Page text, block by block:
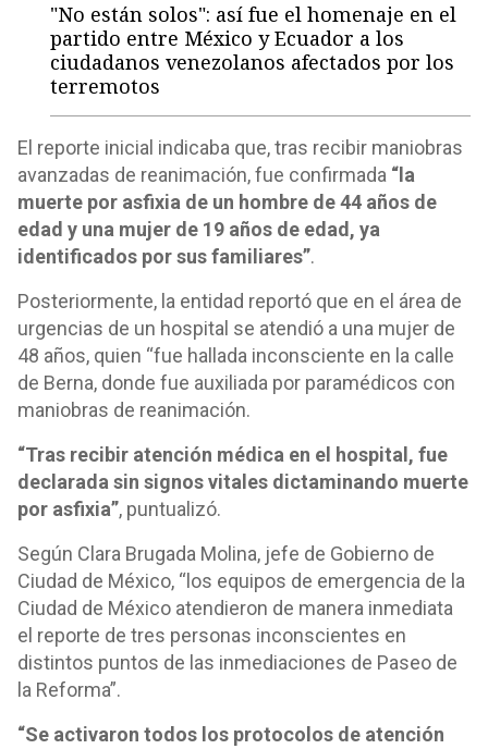
"No están solos": así fue el homenaje en el
partido entre México y Ecuador a los
ciudadanos venezolanos afectados por los
terremotos
El reporte inicial indicaba que, tras recibir maniobras
avanzadas de reanimación, fue confirmada “la
muerte por asfixia de un hombre de 44 años de
edad y una mujer de 19 años de edad, ya
identificados por sus familiares”.
Posteriormente, la entidad reportó que en el área de
urgencias de un hospital se atendió a una mujer de
48 años, quien “fue hallada inconsciente en la calle
de Berna, donde fue auxiliada por paramédicos con
maniobras de reanimación.
“Tras recibir atención médica en el hospital, fue
declarada sin signos vitales dictaminando muerte
por asfixia”, puntualizó.
Según Clara Brugada Molina, jefe de Gobierno de
Ciudad de México, “los equipos de emergencia de la
Ciudad de México atendieron de manera inmediata
el reporte de tres personas inconscientes en
distintos puntos de las inmediaciones de Paseo de
la Reforma”.
“Se activaron todos los protocolos de atención